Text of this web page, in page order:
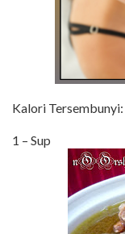
Kalori
1 – Sup